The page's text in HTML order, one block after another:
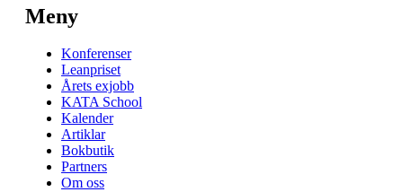
Meny
Konferenser
Leanpriset
Årets exjobb
KATA School
Kalender
Artiklar
Bokbutik
Partners
Om oss